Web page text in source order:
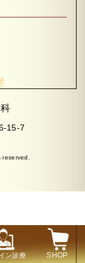
ン診療 SHOP
15-7